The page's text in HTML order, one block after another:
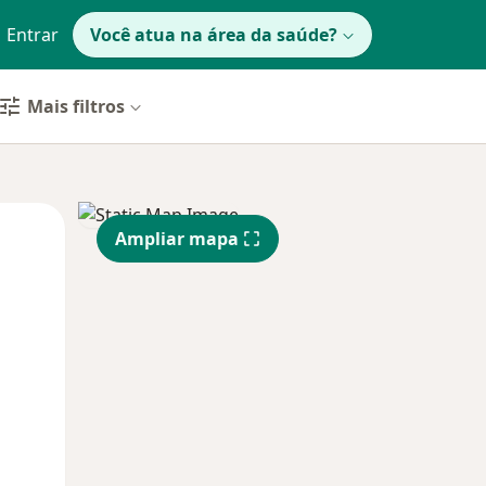
Entrar Você atua na área da saúde?
Mais filtros
Segunda-feira Ter,
11 Ago
Qua
12 Ago
Ampliar mapa